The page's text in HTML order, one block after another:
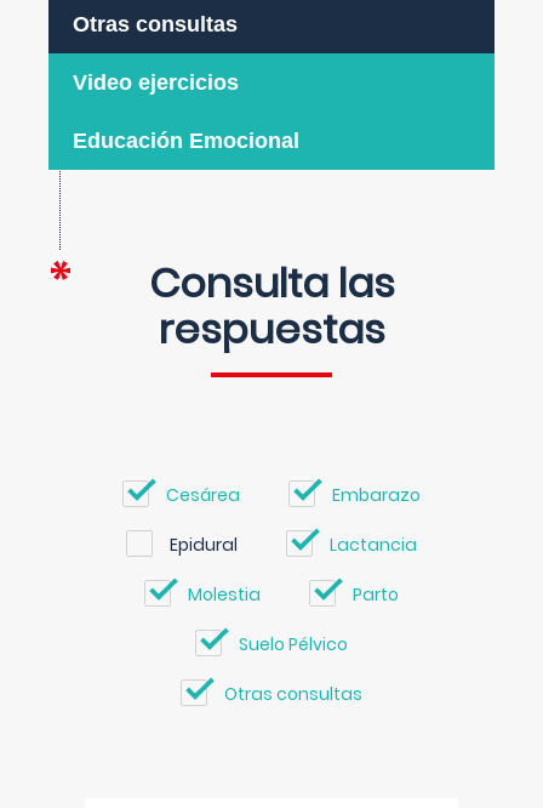
Otras consultas
Video ejercicios
Educación Emocional
Consulta las
respuestas
Cesárea Embarazo
Epidural Lactancia
Molestia Parto
Suelo Pélvico
Otras consultas